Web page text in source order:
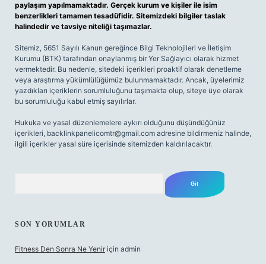
paylaşım yapılmamaktadır. Gerçek kurum ve kişiler ile isim
benzerlikleri tamamen tesadüfidir. Sitemizdeki bilgiler taslak
halindedir ve tavsiye niteliği taşımazlar.
Sitemiz, 5651 Sayılı Kanun gereğince Bilgi Teknolojileri ve İletişim
Kurumu (BTK) tarafından onaylanmış bir Yer Sağlayıcı olarak hizmet
vermektedir. Bu nedenle, sitedeki içerikleri proaktif olarak denetleme
veya araştırma yükümlülüğümüz bulunmamaktadır. Ancak, üyelerimiz
yazdıkları içeriklerin sorumluluğunu taşımakta olup, siteye üye olarak
bu sorumluluğu kabul etmiş sayılırlar.
Hukuka ve yasal düzenlemelere aykırı olduğunu düşündüğünüz
içerikleri, backlinkpanelicomtr@gmail.com adresine bildirmeniz halinde,
ilgili içerikler yasal süre içerisinde sitemizden kaldırılacaktır.
SON YORUMLAR
Fitness Den Sonra Ne Yenir için admin